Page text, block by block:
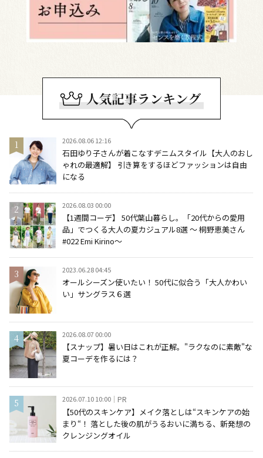
2026.08.06 12:16
石田ゆり子さんが着こなすデニムスタイル【大人のおし
ゃれの最適解】 引き算をするほどファッションは自由
になる
2026.08.03 00:00
【1週間コーデ】 50代葉山暮らし。「20代からの愛用
品」でつくる大人の夏カジュアル8選 ～ 桐野恵美さん
#022 Emi Kirino～
2023.06.28 04:45
オールシーズン使いたい！ 50代に似合う「大人かわい
い」サングラス６選
2026.08.07 00:00
【スナップ】暑い日はこれが正解。"ラクなのに素敵"な
夏コーデを作るには？
2026.07.10 10:00 PR
【50代のスキンケア】メイク落としは“スキンケアの始
まり“！ 落とした後の肌がうるおいに満ちる、新発想の
クレンジングオイル